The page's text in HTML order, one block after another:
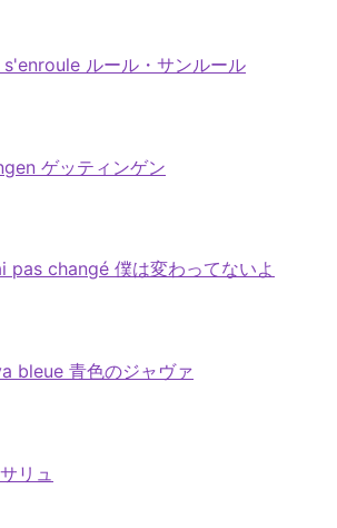
s'enroule ルール・サンルール
ゲッティンゲン
pas changé 僕は変わってないよ
bleue 青色のジャヴァ
リュ